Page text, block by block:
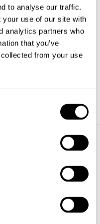
to analyse our traffic.
your use of our site with
analytics partners who
that you’ve
from your use
är denna papperskorg
parker, vid